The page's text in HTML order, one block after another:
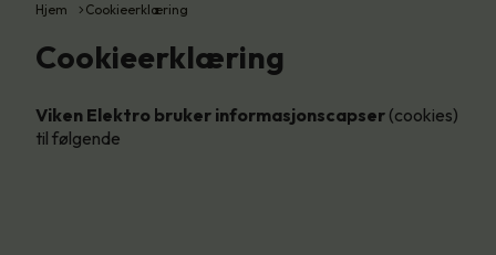
Hjem Cookieerklæring
Cookieerklæring
Viken Elektro bruker informasjonscapser (cookies)
til følgende